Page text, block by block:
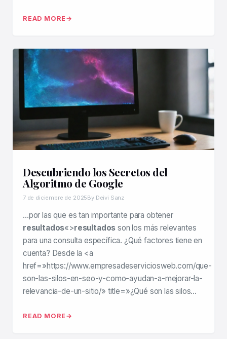
READ MORE
Descubriendo los Secretos del
Algoritmo de Google
7 de diciembre de 2025By Deivi Sanz
…por las que es tan importante para obtener
resultados«>resultados son los más relevantes
para una consulta específica. ¿Qué factores tiene en
cuenta? Desde la <a
href=»https://www.empresadeserviciosweb.com/que-
son-las-silos-en-seo-y-como-ayudan-a-mejorar-la-
relevancia-de-un-sitio/» title=»¿Qué son las silos…
READ MORE